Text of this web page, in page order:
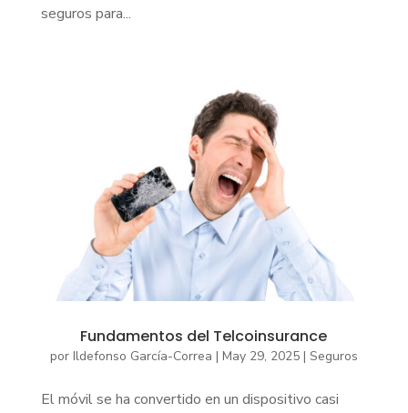
seguros para...
Fundamentos del Telcoinsurance
por Ildefonso García-Correa | May 29, 2025| Seguros
El móvil se ha convertido en un dispositivo casi